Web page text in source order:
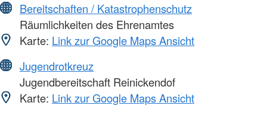
Bereitschaften / Katastrophenschutz
Räumlichkeiten des Ehrenamtes
Karte: Link zur Google Maps Ansicht
Jugendrotkreuz
Jugendbereitschaft Reinickendof
Karte: Link zur Google Maps Ansicht